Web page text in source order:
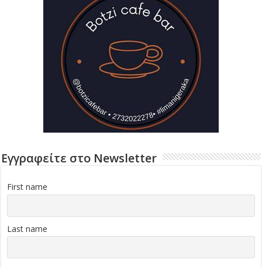
Εγγραφείτε στο Newsletter
First name
Last name